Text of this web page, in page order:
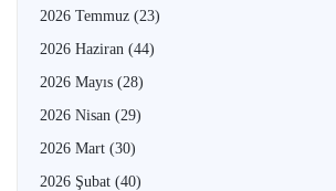
2026 Temmuz (23)
2026 Haziran (44)
2026 Mayıs (28)
2026 Nisan (29)
2026 Mart (30)
2026 Şubat (40)